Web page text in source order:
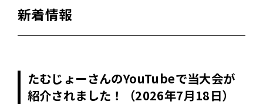
新着情報
たむじょーさんのYouTubeで当大会が
紹介されました！（2026年7月18日）